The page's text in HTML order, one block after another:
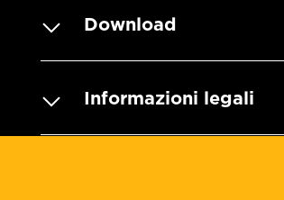
Download
Informazioni legali